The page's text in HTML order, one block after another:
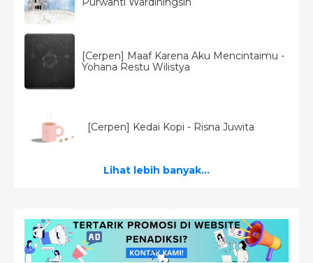
[Cerpen] Maaf Karena Aku Mencintaimu -
Yohana Restu Wilistya
[Cerpen] Kedai Kopi - Risna Juwita
Lihat lebih banyak...